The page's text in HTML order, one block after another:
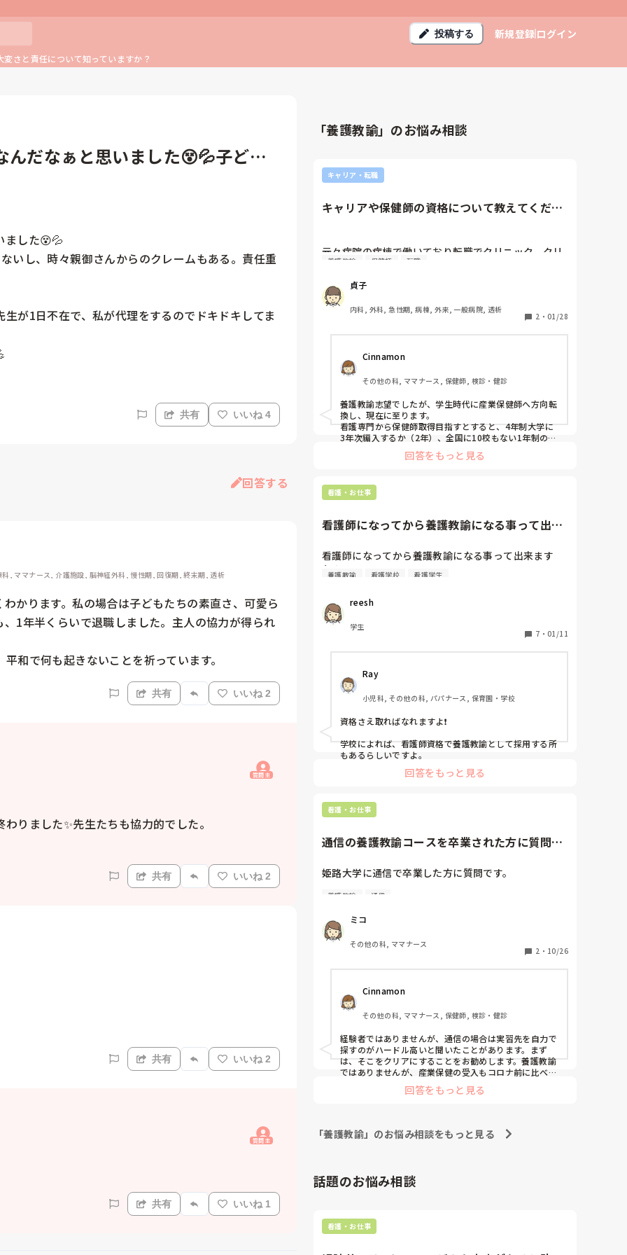
投稿する 新規登録ログイン
変さと責任について知っていますか？
だなぁと思いました😵💦子ども
ました😵💦
いし、時々親御さんからのクレームもある。責任重
が1日不在で、私が代理をするのでドキドキしてま
共有 いいね 4
回答する
, ママナース, 介護施設, 脳神経外科, 慢性期, 回復期, 終末期, 透析
かります。私の場合は子どもたちの素直さ、可愛ら
1年半くらいで退職しました。主人の協力が得られ
和で何も起きないことを祈っています。
共有 いいね 2
質問主
りました✨先生たちも協力的でした。
共有 いいね 2
共有 いいね 2
質問主
共有 いいね 1
「養護教諭」のお悩み相談
キャリア・転職
キャリアや保健師の資格について教えてくださ
元々病院の病棟で働いており転職でクリニック、クリ
ニックから病棟勤務へ転職したのですが、元々保健室
の職員になりたかった身からして看護師が自分に合っ
ていない気がしてきました。
看護学校へ通っていたため保健師や養護教諭の資格を
持っていません。
転職を重ねたため金銭面でも不安はあるのですが
将来的には保健師の資格を取り、病院外で働きたいと
考えています。
そこで以下質問です。
・保健師や養護教諭の資格どうしたら取れるのか
・学校は何年通うのか、また入学試験はどのようなも
・みなさんのキャリア形成はどうされているか
・保健師の待遇と看護師の待遇（お給料面や福利厚
生）の違いはどうか
・また、こういうことを相談出来る機関はあるか
実際に経験された方や情報持っている方いらっしゃっ
養護教諭 保健師 転職
貞子
内科, 外科, 急性期, 病棟, 外来, 一般病院, 透析
2 ・ 01/28
Cinnamon
その他の科, ママナース, 保健師, 検診・健診
養護教諭志望でしたが、学生時代に産業保健師へ方向転
換し、現在に至ります。
看護専門から保健師取得目指すとすると、4年制大学に
3年次編入するか（2年）、全国に10校もない1年制の養
成機関に進学するか。
3年次編入自体、廃止の大学が増えたり、編入できても
体ない大学も増えて来ているので。
1年制の場合、看護からの内部進学枠があったり、大学
養護教諭は、全国に6校しかない特別別科に進学するの
入試科目は各大学や養成機関のサイトに出ていますし、
過去問開示している所も。
キャリア形成に関しては、貞子さんの自己理解や仕事理
つのテです。
ちなみに私は、結婚や出産、育児等の転機で何回か転職
していますが、それらの転機でキャリア形成も変わりま
保健師の待遇に関しては、行政だと職員募集要項などで
いですし、企業や雇用形態によっても違います。
養護教諭にしても、保健師にしても資格取得してもなか
なか希望通りの就職は厳しいです。お住まいのエリアの
募集などについてもリサーチする事をお勧めします
回答をもっと見る
看護・お仕事
看護師になってから養護教諭になる事って出来
看護師になってから養護教諭になる事って出来ます
養護教諭 看護学校 看護学生
reesh
学生
7 ・ 01/11
Ray
小児科, その他の科, パパナース, 保育園・学校
資格さえ取ればなれますよ❗
学校によれば、看護師資格で養護教諭として採用する所
もあるらしいですよ。
回答をもっと見る
看護・お仕事
通信の養護教諭コースを卒業された方に質問で
姫路大学に通信で卒業した方に質問です。
看護教員になりたくて３年次編入を考えています。
か？
姫路じゃなくても聖徳、人間科学大学の養護教諭コー
ス卒業の方のアドバイスも聞きたいです！
養護教諭 通信
ミコ
その他の科, ママナース
2 ・ 10/26
Cinnamon
その他の科, ママナース, 保健師, 検診・健診
経験者ではありませんが、通信の場合は実習先を自力で
探すのがハードル高いと聞いたことがあります。まず
は、そこをクリアにすることをお勧めします。養護教諭
ではありませんが、産業保健の受入もコロナ前に比べて
大変そうで、各大学が苦労していると聞きます
回答をもっと見る
「養護教諭」のお悩み相談をもっと見る
話題のお悩み相談
看護・お仕事